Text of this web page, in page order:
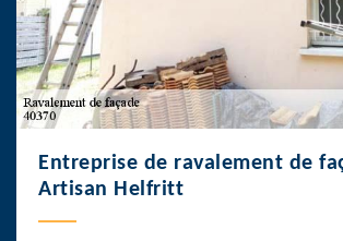
Entreprise de ravalement de
Artisan Helfritt